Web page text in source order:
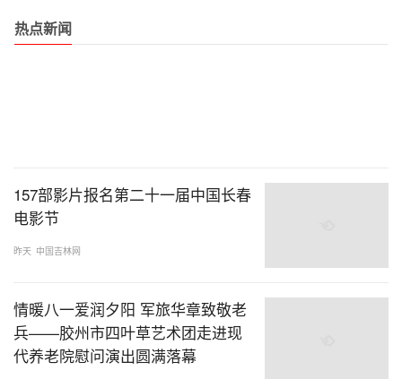
热点新闻
157部影片报名第二十一届中国长春
电影节
昨天 中国吉林网
情暖八一爱润夕阳 军旅华章致敬老
兵——胶州市四叶草艺术团走进现
代养老院慰问演出圆满落幕